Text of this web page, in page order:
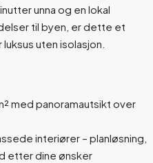
unna og en lokal
til byen, er dette et
uten isolasjon.
med panoramautsikt over
interiører – planløsning,
etter dine ønsker